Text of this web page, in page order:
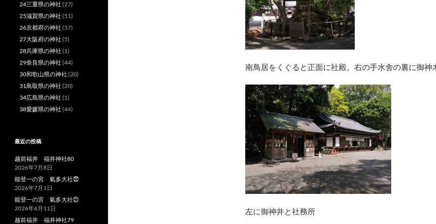
南鳥居をくぐると正面に社殿。右の手水舎の裏に御神
左に御神井と社務所
24三重県の神社 (27)
25滋賀県の神社 (51)
26京都府の神社 (57)
27大阪府の神社 (5)
28兵庫県の神社 (1)
29奈良県の神社 (44)
30和歌山県の神社 (20)
31鳥取県の神社 (20)
34広島県の神社 (1)
38愛媛県の神社 (44)
最近の投稿
越前福井 福井神社80
2026年7月8日
能登一の宮 氣多大社㉒
2026年7月1日
能登一の宮 氣多大社㉑
2026年6月11日
越前福井 福井神社79